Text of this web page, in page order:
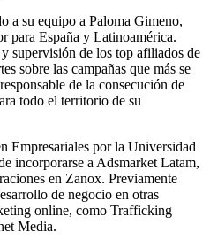
a su equipo a Paloma Gimeno,
para España y Latinoamérica.
supervisión de los top afiliados de
sobre las campañas que más se
de la consecución de
todo el territorio de su
Empresariales por la Universidad
incorporarse a Adsmarket Latam,
en Zanox. Previamente
de negocio en otras
online, como Trafficking
Media.